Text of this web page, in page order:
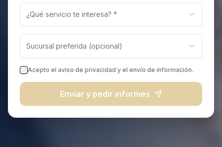
¿Qué servicio te interesa? *
Sucursal preferida (opcional)
Acepto el aviso de privacidad y el envío de información.
Enviar y pedir informes